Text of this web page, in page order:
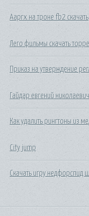
Ааргх на троне fb2 скачать
Лего фильмы скачать
Приказ на утверждение
Гайдар евгений
Как удалить рингтоны из
City jump
Скачать игру недфорспид